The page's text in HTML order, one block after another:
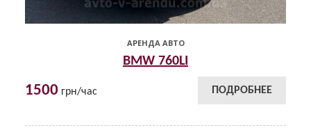
АРЕНДА АВТО
BMW 760LI
1500 грн/час ПОДРОБНЕЕ